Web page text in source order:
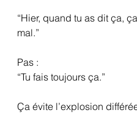
“Hier, quand tu as dit ça,
mal.”
Pas :
“Tu fais toujours ça.”
Ça évite l’explosion